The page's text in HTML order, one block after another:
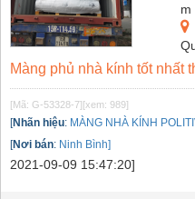
m
Màng phủ nhà kính tốt nhất
[Mã: G-53328-7] [xem: 989]
[Nhãn hiệu: MÀNG NHÀ KÍNH
[Nơi bán: Ninh Bình]
2021-09-09 15:47:20]